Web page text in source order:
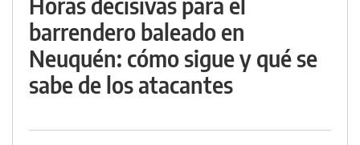
barrendero baleado en
Neuquén: cómo sigue y qué se
sabe de los atacantes